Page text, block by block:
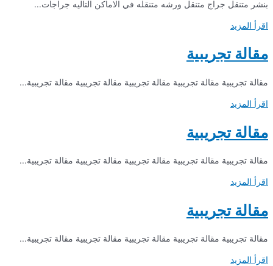
بنشر متنقل جراج متنقل ورشه متنقله في الاماكن التاليه جراجات...
اقرأ المزيد
مقالة تجريبية
مقالة تجريبية مقالة تجريبية مقالة تجريبية مقالة تجريبية مقالة تجريبية...
اقرأ المزيد
مقالة تجريبية
مقالة تجريبية مقالة تجريبية مقالة تجريبية مقالة تجريبية مقالة تجريبية...
اقرأ المزيد
مقالة تجريبية
مقالة تجريبية مقالة تجريبية مقالة تجريبية مقالة تجريبية مقالة تجريبية...
اقرأ المزيد